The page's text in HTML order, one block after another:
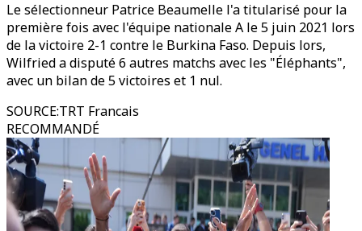
Le sélectionneur Patrice Beaumelle l'a titularisé pour la
première fois avec l'équipe nationale A le 5 juin 2021 lors
de la victoire 2-1 contre le Burkina Faso. Depuis lors,
Wilfried a disputé 6 autres matchs avec les "Éléphants",
avec un bilan de 5 victoires et 1 nul.
SOURCE:TRT Francais
RECOMMANDÉ